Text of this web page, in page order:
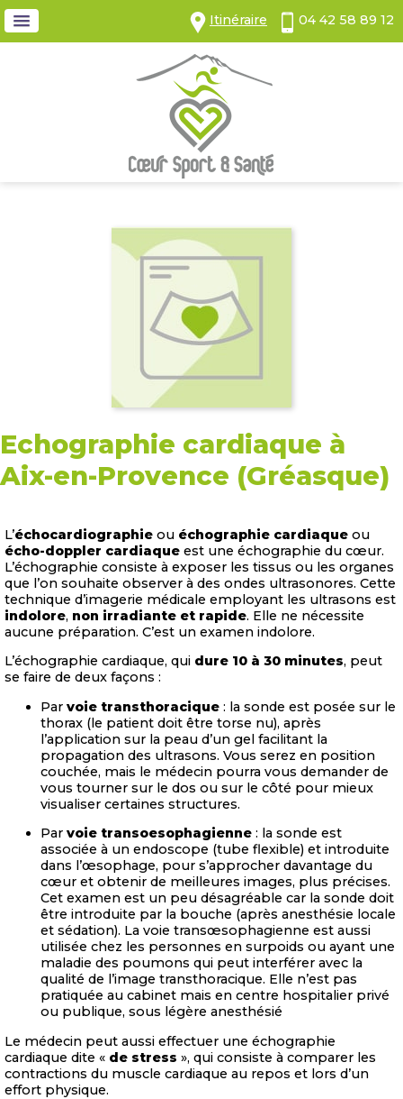
04 42 58 89 12
Itinéraire
Echographie cardiaque à
Aix-en-Provence (Gréasque)
L’échocardiographie ou échographie cardiaque ou
écho-doppler cardiaque est une échographie du cœur.
L’échographie consiste à exposer les tissus ou les organes
que l’on souhaite observer à des ondes ultrasonores. Cette
technique d’imagerie médicale employant les ultrasons est
indolore, non irradiante et rapide. Elle ne nécessite
aucune préparation. C’est un examen indolore.
L’échographie cardiaque, qui dure 10 à 30 minutes, peut
se faire de deux façons :
Par voie transthoracique : la sonde est posée sur le
thorax (le patient doit être torse nu), après
l’application sur la peau d’un gel facilitant la
propagation des ultrasons. Vous serez en position
couchée, mais le médecin pourra vous demander de
vous tourner sur le dos ou sur le côté pour mieux
visualiser certaines structures.
Par voie transoesophagienne : la sonde est
associée à un endoscope (tube flexible) et introduite
dans l’œsophage, pour s’approcher davantage du
cœur et obtenir de meilleures images, plus précises.
Cet examen est un peu désagréable car la sonde doit
être introduite par la bouche (après anesthésie locale
et sédation). La voie transœsophagienne est aussi
utilisée chez les personnes en surpoids ou ayant une
maladie des poumons qui peut interférer avec la
qualité de l’image transthoracique. Elle n’est pas
pratiquée au cabinet mais en centre hospitalier privé
ou publique, sous légère anesthésié
Le médecin peut aussi effectuer une échographie
cardiaque dite « de stress », qui consiste à comparer les
contractions du muscle cardiaque au repos et lors d’un
effort physique.
Panneau de gestion des cookies